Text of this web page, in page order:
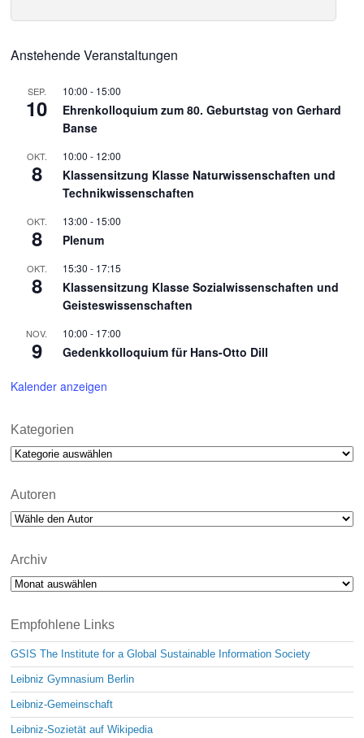
Anstehende Veranstaltungen
SEP.
10
10:00 - 15:00
Ehrenkolloquium zum 80. Geburtstag von Gerhard
Banse
OKT.
8
10:00 - 12:00
Klassensitzung Klasse Naturwissenschaften und
Technikwissenschaften
OKT.
8
13:00 - 15:00
Plenum
OKT.
8
15:30 - 17:15
Klassensitzung Klasse Sozialwissenschaften und
Geisteswissenschaften
NOV.
9
10:00 - 17:00
Gedenkkolloquium für Hans-Otto Dill
Kalender anzeigen
Kategorien
Kategorien
Autoren
Archiv
Archiv
Empfohlene Links
GSIS The Institute for a Global Sustainable Information Society
Leibniz Gymnasium Berlin
Leibniz-Gemeinschaft
Leibniz-Sozietät auf Wikipedia